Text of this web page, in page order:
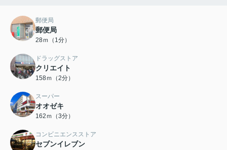
郵便局
郵便局
28ｍ（1分）
ドラッグストア
クリエイト
158ｍ（2分）
スーパー
オオゼキ
162ｍ（3分）
コンビニエンスストア
セブンイレブン